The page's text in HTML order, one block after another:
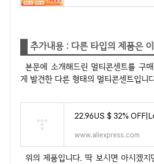
추가내용 : 다른 타입의 제품은
본문에 소개해드린 멀티콘센트를 구매하고나서 뒤늦
게 발견한 다른 형태의 멀티콘센트입니
www.aliexpress.com
위의 제품입니다. 딱 보시면 아시겠지만 장점은 다른